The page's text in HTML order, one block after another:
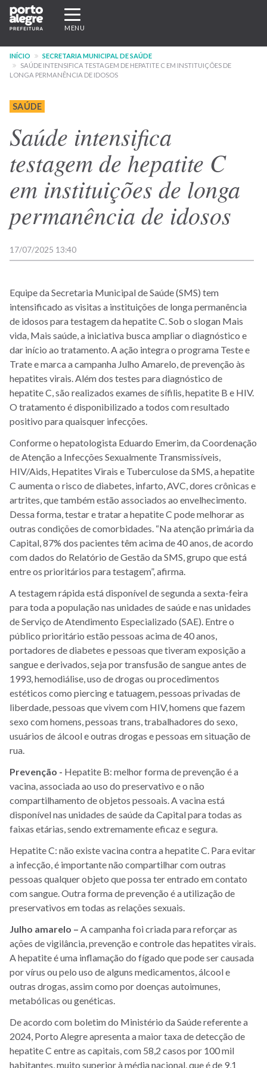
Pular
para
conteúdo
principal
Expandir/recolher
navegação
MENU
INÍCIO
SECRETARIA MUNICIPAL DE SAÚDE
SAÚDE INTENSIFICA TESTAGEM DE HEPATITE C EM INSTITUIÇÕES DE
LONGA PERMANÊNCIA DE IDOSOS
SAÚDE
Saúde intensifica
testagem de hepatite C
em instituições de longa
permanência de idosos
17/07/2025 13:40
Equipe da Secretaria Municipal de Saúde (SMS) tem
intensificado as visitas a instituições de longa permanência
de idosos para testagem da hepatite C. Sob o slogan Mais
vida, Mais saúde, a iniciativa busca ampliar o diagnóstico e
dar início ao tratamento. A ação integra o programa Teste e
Trate e marca a campanha Julho Amarelo, de prevenção às
hepatites virais. Além dos testes para diagnóstico de
hepatite C, são realizados exames de sífilis, hepatite B e HIV.
O tratamento é disponibilizado a todos com resultado
positivo para quaisquer infecções.
Conforme o hepatologista Eduardo Emerim, da Coordenação
de Atenção a Infecções Sexualmente Transmissíveis,
HIV/Aids, Hepatites Virais e Tuberculose da SMS, a hepatite
C aumenta o risco de diabetes, infarto, AVC, dores crônicas e
artrites, que também estão associados ao envelhecimento.
Dessa forma, testar e tratar a hepatite C pode melhorar as
outras condições de comorbidades. “Na atenção primária da
Capital, 87% dos pacientes têm acima de 40 anos, de acordo
com dados do Relatório de Gestão da SMS, grupo que está
entre os prioritários para testagem”, afirma.
A testagem rápida está disponível de segunda a sexta-feira
para toda a população nas unidades de saúde e nas unidades
de Serviço de Atendimento Especializado (SAE). Entre o
público prioritário estão pessoas acima de 40 anos,
portadores de diabetes e pessoas que tiveram exposição a
sangue e derivados, seja por transfusão de sangue antes de
1993, hemodiálise, uso de drogas ou procedimentos
estéticos como piercing e tatuagem, pessoas privadas de
liberdade, pessoas que vivem com HIV, homens que fazem
sexo com homens, pessoas trans, trabalhadores do sexo,
usuários de álcool e outras drogas e pessoas em situação de
rua.
Prevenção - Hepatite B: melhor forma de prevenção é a
vacina, associada ao uso do preservativo e o não
compartilhamento de objetos pessoais. A vacina está
disponível nas unidades de saúde da Capital para todas as
faixas etárias, sendo extremamente eficaz e segura.
Hepatite C: não existe vacina contra a hepatite C. Para evitar
a infecção, é importante não compartilhar com outras
pessoas qualquer objeto que possa ter entrado em contato
com sangue. Outra forma de prevenção é a utilização de
preservativos em todas as relações sexuais.
Julho amarelo – A campanha foi criada para reforçar as
ações de vigilância, prevenção e controle das hepatites virais.
A hepatite é uma inflamação do fígado que pode ser causada
por vírus ou pelo uso de alguns medicamentos, álcool e
outras drogas, assim como por doenças autoimunes,
metabólicas ou genéticas.
De acordo com boletim do Ministério da Saúde referente a
2024, Porto Alegre apresenta a maior taxa de detecção de
hepatite C entre as capitais, com 58,2 casos por 100 mil
habitantes, muito superior à média nacional, que é de 9,1